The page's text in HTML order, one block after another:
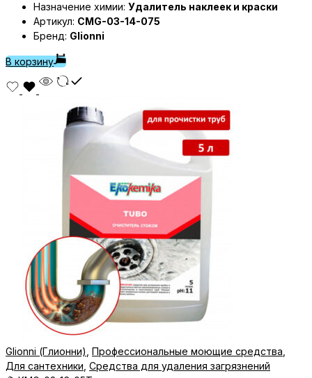
Назначение химии: Удалитель наклеек и краски
Артикул: CMG-03-14-075
Бренд: Glionni
В корзину
Glionni (Глионни) Профессиональные моющие средства
Для сантехники Средства для удаления загрязнений